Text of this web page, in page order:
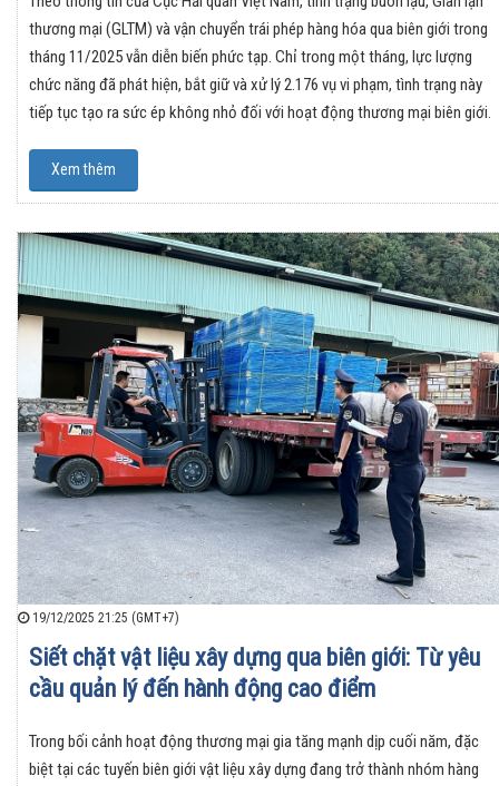
thương mại (GLTM) và vận chuyển trái phép hàng hóa qua biên giới trong
tháng 11/2025 vẫn diễn biến phức tạp. Chỉ trong một tháng, lực lượng
chức năng đã phát hiện, bắt giữ và xử lý 2.176 vụ vi phạm, tình trạng này
tiếp tục tạo ra sức ép không nhỏ đối với hoạt động thương mại biên giới.
Xem thêm
19/12/2025 21:25 (GMT+7)
Siết chặt vật liệu xây dựng qua biên giới: Từ yêu
cầu quản lý đến hành động cao điểm
Trong bối cảnh hoạt động thương mại gia tăng mạnh dịp cuối năm, đặc
biệt tại các tuyến biên giới vật liệu xây dựng đang trở thành nhóm hàng